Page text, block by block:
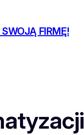
FIRMĘ!